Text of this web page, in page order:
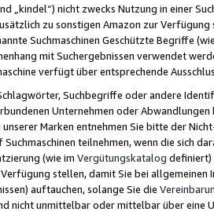
„kindel“) nicht zwecks Nutzung in einer
zu sonstigen Amazon zur
Suchmaschinen Geschützte Begriffe
mit Suchergebnissen verwendet
verfügt über entsprechende
Suchbegriffe oder andere
Unternehmen oder
Marken entnehmen Sie bitte der
teilnehmen, wenn die sich
(wie im Vergütungskatalog definiert)
Verfügung stellen, damit Sie bei
auftauchen, solange Sie die
nicht unmittelbar oder mittelbar über eine